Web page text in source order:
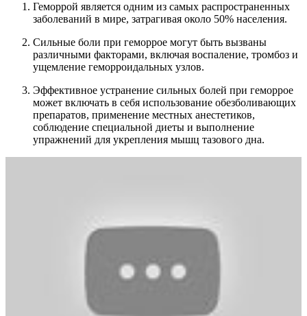
Геморрой является одним из самых распространенных
заболеваний в мире, затрагивая около 50% населения.
Сильные боли при геморрое могут быть вызваны
различными факторами, включая воспаление, тромбоз и
ущемление геморроидальных узлов.
Эффективное устранение сильных болей при геморрое
может включать в себя использование обезболивающих
препаратов, применение местных анестетиков,
соблюдение специальной диеты и выполнение
упражнений для укрепления мышц тазового дна.